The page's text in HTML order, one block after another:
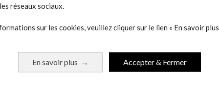
réseaux sociaux.
sur les cookies, veuillez cliquer sur le lien « En savoir plus
En savoir plus → Accepter & Fermer
les efforts réalisés par les athlètes avec la puissance métabolique.
accélérations et décélérations qui contribuent de manière
le système va différencier les différents types d’exercices en
détail des différents événements identifiés pendant une
des algorithmes de GPexe afin d’améliorer jour après
de visualiser les données sous forme de graphiques, tableaux